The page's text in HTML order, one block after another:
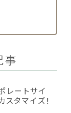
事
ートサイ
タマイズ！